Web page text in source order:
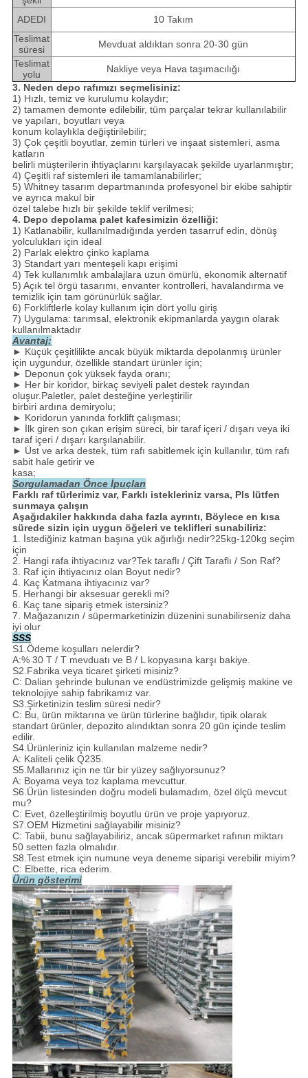
ADEDI
10 Takım
Teslimat
süresi
Mevduat aldıktan sonra 20-30 gün
Teslimat
yolu
Nakliye veya Hava taşımacılığı
3. Neden depo rafımızı seçmelisiniz:
1) Hızlı, temiz ve kurulumu kolaydır;
2) tamamen demonte edilebilir, tüm parçalar tekrar kullanılabilir
ve yapıları, boyutları veya
konum kolaylıkla değiştirilebilir;
3) Çok çeşitli boyutlar, zemin türleri ve inşaat sistemleri, asma
katların
belirli müşterilerin ihtiyaçlarını karşılayacak şekilde uyarlanmıştır;
4) Çeşitli raf sistemleri ile tamamlanabilirler;
5) Whitney tasarım departmanında profesyonel bir ekibe sahiptir
ve ayrıca makul bir
özel talebe hızlı bir şekilde teklif verilmesi;
4. Depo depolama palet kafesimizin özelliği:
1) Katlanabilir, kullanılmadığında yerden tasarruf edin, dönüş
yolculukları için ideal
2) Parlak elektro çinko kaplama
3) Standart yarı menteşeli kapı erişimi
4) Tek kullanımlık ambalajlara uzun ömürlü, ekonomik alternatif
5) Açık tel örgü tasarımı, envanter kontrolleri, havalandırma ve
temizlik için tam görünürlük sağlar.
6) Forkliftlerle kolay kullanım için dört yollu giriş
7) Uygulama: tarımsal, elektronik ekipmanlarda yaygın olarak
kullanılmaktadır
Avantaj:
► Küçük çeşitlilikte ancak büyük miktarda depolanmış ürünler
için uygundur, özellikle standart ürünler için;
► Deponun çok yüksek fayda oranı;
► Her bir koridor, birkaç seviyeli palet destek rayından
oluşur.Paletler, palet desteğine yerleştirilir
birbiri ardına demiryolu;
► Koridorun yanında forklift çalışması;
► İlk giren son çıkan erişim süreci, bir taraf içeri / dışarı veya iki
taraf içeri / dışarı karşılanabilir.
► Üst ve arka destek, tüm rafı sabitlemek için kullanılır, tüm rafı
sabit hale getirir ve
kasa;
Sorgulamadan Önce İpuçları
Farklı raf türlerimiz var, Farklı istekleriniz varsa, Pls lütfen
sunmaya çalışın
Aşağıdakiler hakkında daha fazla ayrıntı, Böylece en kısa
sürede sizin için uygun öğeleri ve teklifleri sunabiliriz:
1. İstediğiniz katman başına yük ağırlığı nedir?25kg-120kg seçim
için
2. Hangi rafa ihtiyacınız var?Tek taraflı / Çift Taraflı / Son Raf?
3. Raf için ihtiyacınız olan Boyut nedir?
4. Kaç Katmana ihtiyacınız var?
5. Herhangi bir aksesuar gerekli mi?
6. Kaç tane sipariş etmek istersiniz?
7. Mağazanızın / süpermarketinizin düzenini sunabilirseniz daha
iyi olur
SSS
S1.Ödeme koşulları nelerdir?
A:% 30 T / T mevduatı ve B / L kopyasına karşı bakiye.
S2.Fabrika veya ticaret şirketi misiniz?
C: Dalian şehrinde bulunan ve endüstrimizde gelişmiş makine ve
teknolojiye sahip fabrikamız var.
S3.Şirketinizin teslim süresi nedir?
C: Bu, ürün miktarına ve ürün türlerine bağlıdır, tipik olarak
standart ürünler, depozito alındıktan sonra 20 gün içinde teslim
edilir.
S4.Ürünleriniz için kullanılan malzeme nedir?
A: Kaliteli çelik Q235.
S5.Mallarınız için ne tür bir yüzey sağlıyorsunuz?
A: Boyama veya toz kaplama mevcuttur.
S6.Ürün listesinden doğru modeli bulamadım, özel ölçü mevcut
mu?
C: Evet, özelleştirilmiş boyutlu ürün ve proje yapıyoruz.
S7.OEM Hizmetini sağlayabilir misiniz?
C: Tabii, bunu sağlayabiliriz, ancak süpermarket rafının miktarı
50 setten fazla olmalıdır.
S8.Test etmek için numune veya deneme siparişi verebilir miyim?
C: Elbette, rica ederim.
Ürün gösterimi